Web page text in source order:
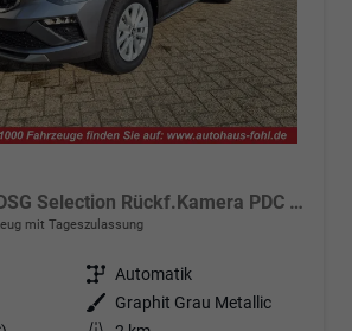
1.0 TSI 115PS DSG Selection Rückf.Kamera PDC v+h Sitzheizung Klimaautomatik Skoda-Radio Apple CarPlay + Android Auto Tempomat Garantieverlängerung 16"LM
mit Tageszulassung
Getriebe Automatik
Außenfarbe
Graphit Grau Metallic